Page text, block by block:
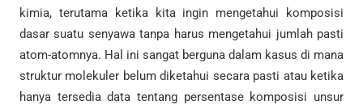
kimia, terutama ketika kita ingin mengetahui komposisi
dasar suatu senyawa tanpa harus mengetahui jumlah pasti
atom-atomnya. Hal ini sangat berguna dalam kasus di mana
struktur molekuler belum diketahui secara pasti atau ketika
hanya tersedia data tentang persentase komposisi unsur